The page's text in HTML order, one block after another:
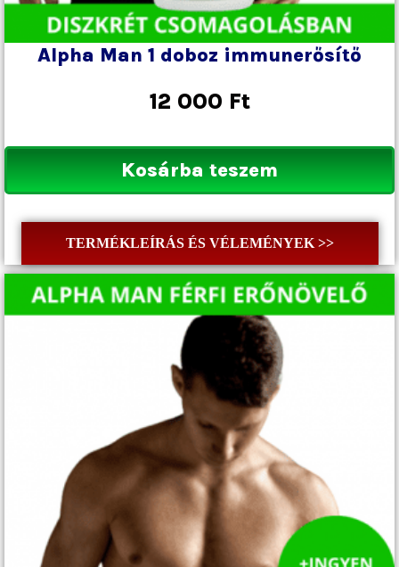
Alpha Man 1 doboz immunerősítő
12 000 Ft
Kosárba teszem
TERMÉKLEÍRÁS ÉS VÉLEMÉNYEK >>